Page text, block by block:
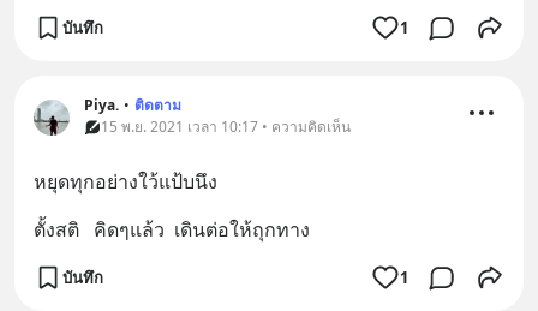
บันทึก 1
Piya. • ติดตาม
15 พ.ย. 2021 เวลา 10:17 • ความคิดเห็น
หยุดทุกอย่างใว้แป้บนึง
ตั้งสติ   คิดๆแล้ว  เดินต่อให้ถุกทาง
บันทึก 1